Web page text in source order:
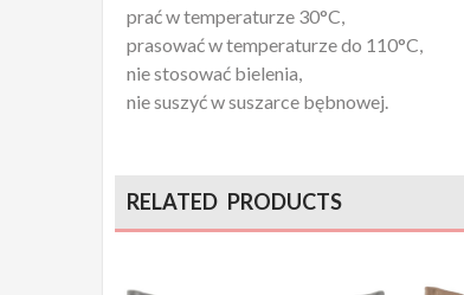
prać w temperaturze 30°C,
prasować w temperaturze do 110°C,
nie stosować bielenia,
nie suszyć w suszarce bębnowej.
RELATED PRODUCTS